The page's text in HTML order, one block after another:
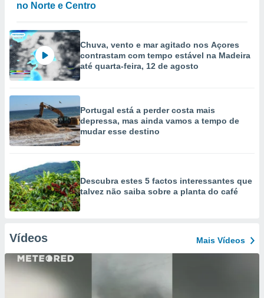
no Norte e Centro
Chuva, vento e mar agitado nos Açores
contrastam com tempo estável na Madeira
até quarta-feira, 12 de agosto
Portugal está a perder costa mais
depressa, mas ainda vamos a tempo de
mudar esse destino
Descubra estes 5 factos interessantes que
talvez não saiba sobre a planta do café
Vídeos Mais Vídeos